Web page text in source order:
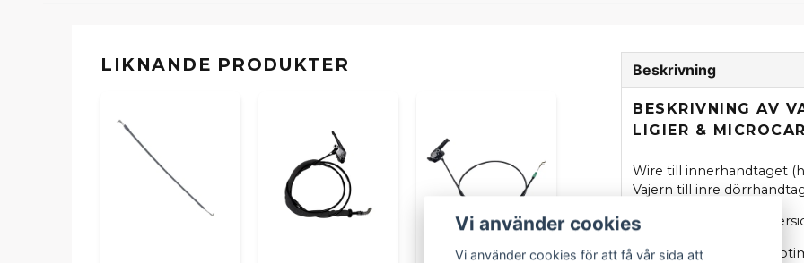
LIKNANDE PRODUKTER Beskrivning
BESKRIVNING AV
LIGIER & MICROCAR
Wire till innerhandtaget
Vajern till inre
Ligier
JS50 & JS50L
LigierIxo, Xtoo och
Vi använder cookies
Vi använder cookies för att få vår sida att